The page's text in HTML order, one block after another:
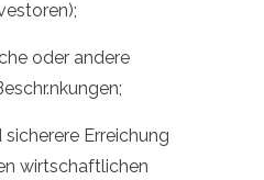
oder andere
Erreichung
wirtschaftlichen